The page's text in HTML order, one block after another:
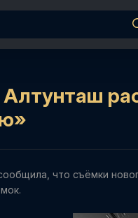
что съёмки